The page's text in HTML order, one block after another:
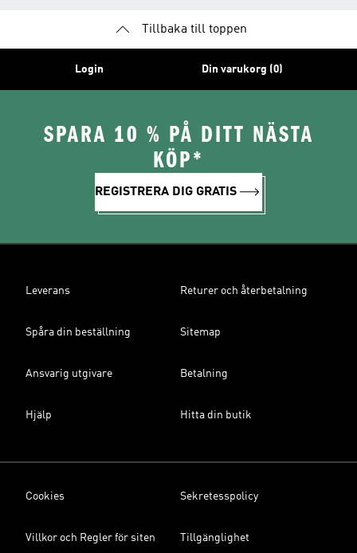
Tillbaka till toppen
Login Din varukorg (0)
SPARA 10 % PÅ DITT NÄSTA
KÖP*
REGISTRERA DIG GRATIS
Leverans Returer och återbetalning
Spåra din beställning Sitemap
Ansvarig utgivare Betalning
Hjälp Hitta din butik
Cookies Sekretesspolicy
Villkor och Regler för siten Tillgänglighet